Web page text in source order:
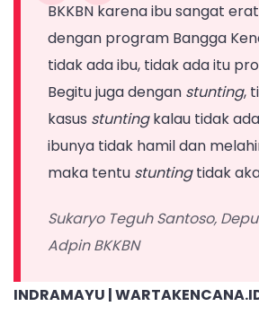
BKKBN karena ibu sangat
dengan program Bangga
tidak ada ibu, tidak ada itu
Begitu juga dengan stunting,
kasus stuntingkalau tidak
ibunya tidak hamil dan
maka tentu stuntingtidak
Sukaryo Teguh Santoso,
Adpin BKKBN
INDRAMAYU |